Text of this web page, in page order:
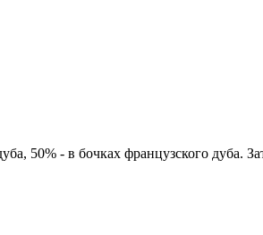
50% - в бочках французского дуба.